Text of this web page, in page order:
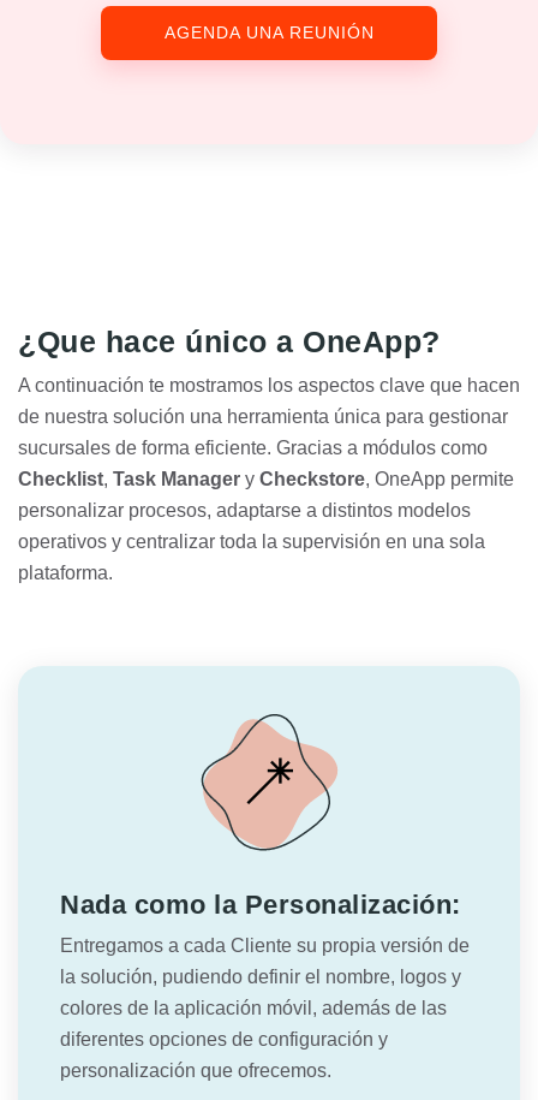
AGENDA UNA REUNIÓN
¿Que hace único a OneApp?
A continuación te mostramos los aspectos clave que hacen
de nuestra solución una herramienta única para gestionar
sucursales de forma eficiente. Gracias a módulos como
Checklist, Task Manager y Checkstore, OneApp permite
personalizar procesos, adaptarse a distintos modelos
operativos y centralizar toda la supervisión en una sola
plataforma.
Nada como la Personalización:
Entregamos a cada Cliente su propia versión de
la solución, pudiendo definir el nombre, logos y
colores de la aplicación móvil, además de las
diferentes opciones de configuración y
personalización que ofrecemos.